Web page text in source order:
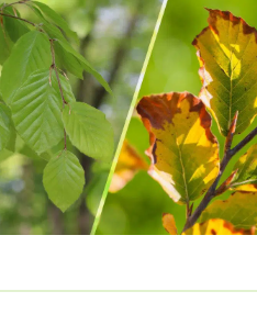
nur zwei in Europa
(Fagus sylvatica) und die